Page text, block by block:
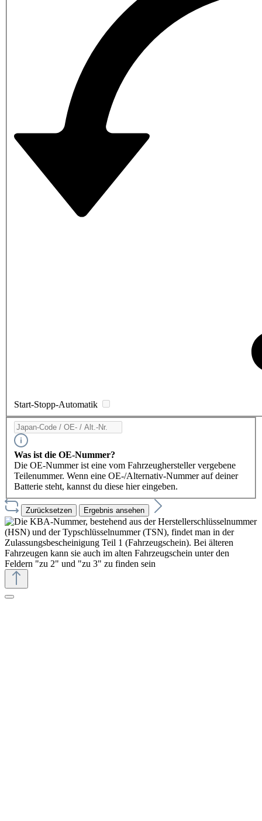
Start-Stopp-Automatik
Was ist die OE-Nummer?
Die OE-Nummer ist eine vom Fahrzeughersteller vergebene
Teilenummer. Wenn eine OE-/Alternativ-Nummer auf deiner
Batterie steht, kannst du diese hier eingeben.